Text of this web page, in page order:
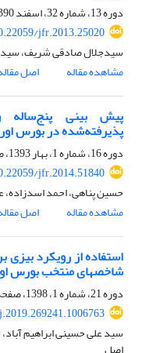
دوره 13، شماره 32، اسفند 1390، صفحه
jfr.2013.25020
سیدجلال صادقی شریف، سید
مشاهده مقاله
اصل
پیش ‏بینی
پذیرفته‌شده در بورس
دوره 16، شماره 1، بهار 1393، صفحه
jfr.2014.51840
حسین پناهی، احمد اسدزاده،
مشاهده مقاله
اصل
استفاده از رویکرد بیزی
شاخص‎های منتخب بورس اوراق بهادار تهران
دوره 21، شماره 1، 1398، صفحه
سید علی حسینی ابراهیم